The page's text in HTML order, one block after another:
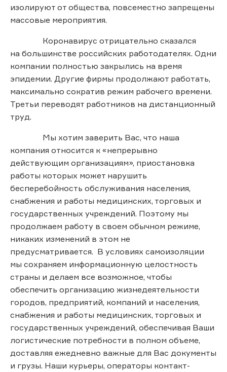
изолируют от общества, повсеместно запрещены
массовые мероприятия.
Коронавирус отрицательно сказался
на большинстве российских работодателях. Одни
компании полностью закрылись на время
эпидемии. Другие фирмы продолжают работать,
максимально сократив режим рабочего времени.
Третьи переводят работников на дистанционный
труд.
Мы хотим заверить Вас, что наша
компания относится к «непрерывно
действующим организациям», приостановка
работы которых может нарушить
бесперебойность обслуживания населения,
снабжения и работы медицинских, торговых и
государственных учреждений. Поэтому мы
продолжаем работу в своем обычном режиме,
никаких изменений в этом не
предусматривается. В условиях самоизоляции
мы сохраняем информационную целостность
страны и делаем все возможное, чтобы
обеспечить организацию жизнедеятельности
городов, предприятий, компаний и населения,
снабжения и работы медицинских, торговых и
государственных учреждений, обеспечивая Ваши
логистические потребности в полном объеме,
доставляя ежедневно важные для Вас документы
и грузы. Наши курьеры, операторы контакт-